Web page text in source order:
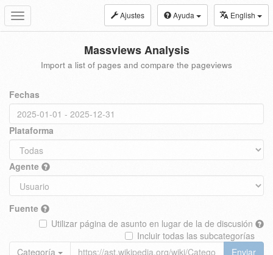
Toggle
navigation
Ajustes Ayuda English
Massviews Analysis
Import a list of pages and compare the pageviews
Fechas
Plataforma
Agente
Fuente
Utilizar página de asunto en lugar de la de discusión
Incluir todas las subcategorías
Categoría
Enviar